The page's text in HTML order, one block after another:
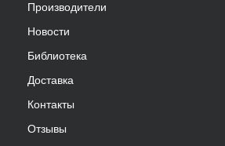
Производители
Новости
Библиотека
Доставка
Контакты
Отзывы